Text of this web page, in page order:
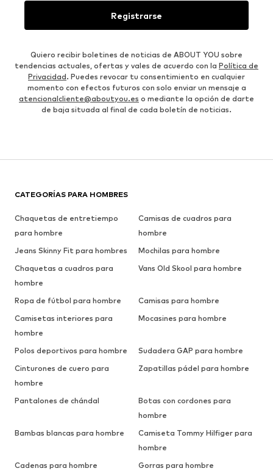
Registrarse
Quiero recibir boletines de noticias de ABOUT YOU sobre
tendencias actuales, ofertas y vales de acuerdo con la Política de
Privacidad. Puedes revocar tu consentimiento en cualquier
momento con efectos futuros con solo enviar un mensaje a
atencionalcliente@aboutyou.es o mediante la opción de darte
de baja situada al final de cada boletín de noticias.
CATEGORÍAS PARA HOMBRES
Chaquetas de entretiempo
para hombre
Camisas de cuadros para
hombre
Jeans Skinny Fit para hombres
Mochilas para hombre
Chaquetas a cuadros para
hombre
Vans Old Skool para hombre
Ropa de fútbol para hombre
Camisas para hombre
Camisetas interiores para
hombre
Mocasines para hombre
Polos deportivos para hombre
Sudadera GAP para hombre
Cinturones de cuero para
hombre
Zapatillas pádel para hombre
Pantalones de chándal
Botas con cordones para
hombre
Bambas blancas para hombre
Camiseta Tommy Hilfiger para
hombre
Cadenas para hombre
Gorras para hombre